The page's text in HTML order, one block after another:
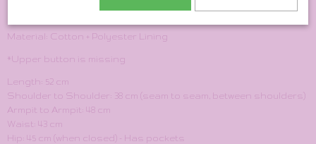
Size Indication: XS/S
Material: Cotton + Polyester Lining
*Upper button is missing
Length: 52 cm
Shoulder to Shoulder: 38 cm (seam to seam, between shoulders)
Armpit to Armpit: 48 cm
Waist: 43 cm
Hip: 45 cm (when closed) - Has pockets